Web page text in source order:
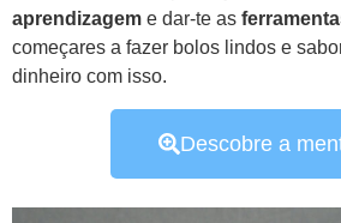
aprendizagem e dar-te as
começares a fazer bolos lindos e
dinheiro com isso.
Descobre a